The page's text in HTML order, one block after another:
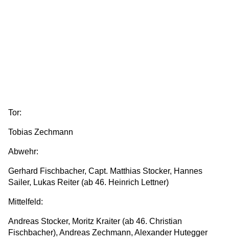
Tor:
Tobias Zechmann
Abwehr:
Gerhard Fischbacher, Capt. Matthias Stocker, Hannes
Sailer, Lukas Reiter (ab 46. Heinrich Lettner)
Mittelfeld:
Andreas Stocker, Moritz Kraiter (ab 46. Christian
Fischbacher), Andreas Zechmann, Alexander Hutegger